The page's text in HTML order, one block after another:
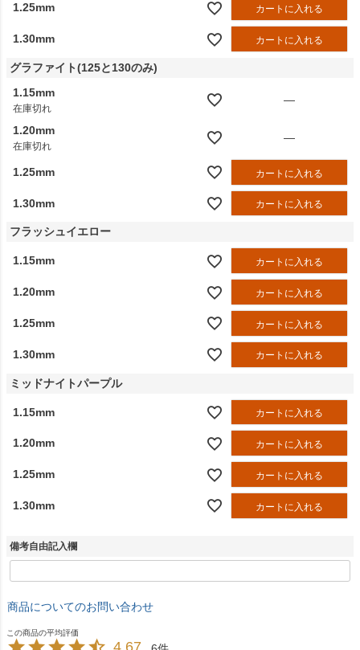
1.25mm カートに入れる
1.30mm カートに入れる
グラファイト(125と130のみ)
1.15mm
在庫切れ
—
1.20mm
在庫切れ
—
1.25mm カートに入れる
1.30mm カートに入れる
フラッシュイエロー
1.15mm カートに入れる
1.20mm カートに入れる
1.25mm カートに入れる
1.30mm カートに入れる
ミッドナイトパープル
1.15mm カートに入れる
1.20mm カートに入れる
1.25mm カートに入れる
1.30mm カートに入れる
備考自由記入欄
商品についてのお問い合わせ